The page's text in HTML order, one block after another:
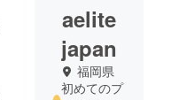
aelite
japan
福岡県
初めてのプ